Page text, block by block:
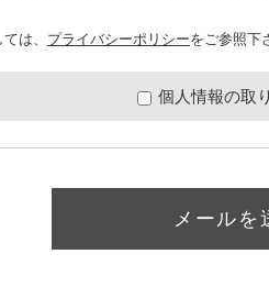
は、 プライバシーポリシーをご参照下
個人情報の取
メールを